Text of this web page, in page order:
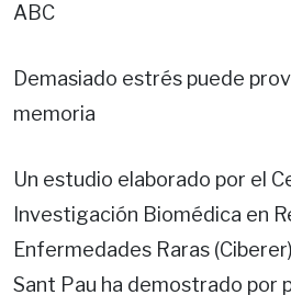
ABC
Demasiado estrés puede
memoria
Un estudio elaborado por el
Investigación Biomédica en
Enfermedades Raras
Sant Pau ha demostrado por